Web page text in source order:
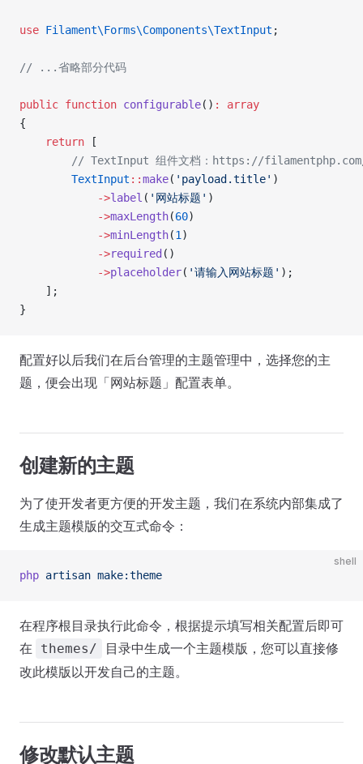
use Filament\Forms\Components\TextInput ;
// ...省略部分代码
public function configurable() :
array
{
    return
[
// TextInput 组件文档：https://
        TextInput
::make( 'payload.title' )
            ->
label ( '网站标题' )
            ->
maxLength(60)
            ->
minLength(1 )
            ->
required ()
            ->
placeholder( '请输入网站标题' );
    ];
}
配置好以后我们在后台管理的主题管理中，选择您的主
题，便会出现「网站标题」配置表单。
创建新的主题
为了使开发者更方便的开发主题，我们在系统内部集成了
生成主题模版的交互式命令：
shell
php artisan make:theme
在程序根目录执行此命令，根据提示填写相关配置后即可
在
themes/
目录中生成一个主题模版，您可以直接修
改此模版以开发自己的主题。
修改默认主题